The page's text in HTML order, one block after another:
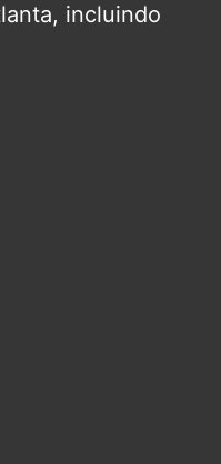
incluindo